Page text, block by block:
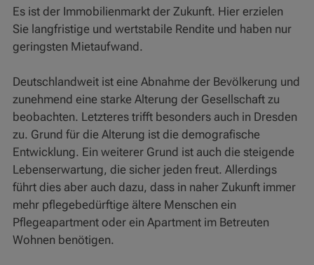
Es ist der Immobilienmarkt der Zukunft. Hier erzielen
Sie langfristige und wertstabile Rendite und haben nur
geringsten Mietaufwand.
Deutschlandweit ist eine Abnahme der Bevölkerung und
zunehmend eine starke Alterung der Gesellschaft zu
beobachten. Letzteres trifft besonders auch in Dresden
zu. Grund für die Alterung ist die demografische
Entwicklung. Ein weiterer Grund ist auch die steigende
Lebenserwartung, die sicher jeden freut. Allerdings
führt dies aber auch dazu, dass in naher Zukunft immer
mehr pflegebedürftige ältere Menschen ein
Pflegeapartment oder ein Apartment im Betreuten
Wohnen benötigen.